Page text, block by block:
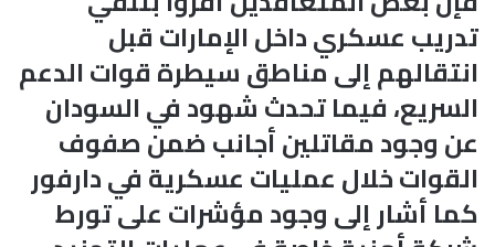
تدريب عسكري داخل الإمارات قبل
انتقالهم إلى مناطق سيطرة قوات الدعم
السريع، فيما تحدث شهود في السودان
عن وجود مقاتلين أجانب ضمن صفوف
القوات خلال عمليات عسكرية في دارفور
كما أشار إلى وجود مؤشرات على تورط